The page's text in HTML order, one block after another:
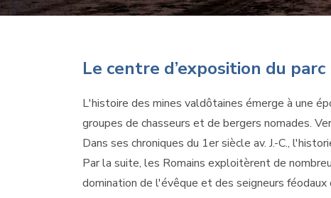
Le centre d’exposition du
L'histoire des mines valdôtaines émerge à une
groupes de chasseurs et de bergers nomades.
Dans ses chroniques du 1er siècle av. J.-C.,
Par la suite, les Romains exploitèrent de
domination de l'évêque et des seigneurs